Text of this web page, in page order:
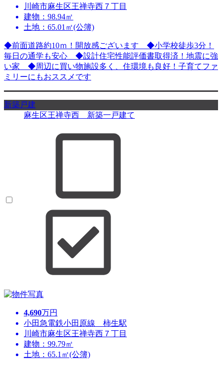
川崎市麻生区王禅寺西７丁目
建物：98.94㎡
土地：65.01㎡(公簿)
◆前面道路約10ｍ！開放感ございます ◆小学校徒歩3分！
毎日の通学も安心 ◆設計住宅性能評価書取得済！地震に強
い家 ◆周辺に買い物施設多く、住環境も良好！子育てファ
ミリーにもおススメです
新築戸建
麻生区王禅寺西 新築一戸建て
4,690万円
小田急電鉄小田原線 柿生駅
川崎市麻生区王禅寺西７丁目
建物：99.79㎡
土地：65.1㎡(公簿)